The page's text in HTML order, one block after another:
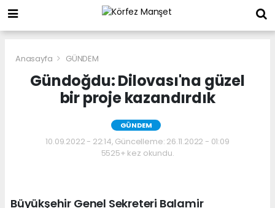
Anasayfa GÜNDEM
Gündoğdu: Dilovası'na güzel
bir proje kazandırdık
GÜNDEM
10.09.2022 - 22:14, Güncelleme: 26.11.2022 - 01:09
5525+ kez okundu.
Büyükşehir Genel Sekreteri Balamir